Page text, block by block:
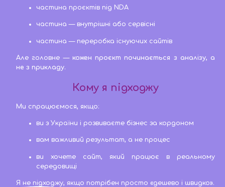
частина проєктів під NDA
частина — внутрішні або сервісні
частина — переробка існуючих сайтів
Але головне — кожен проєкт починається з аналізу, а
не з прикладу.
Кому я підходжу
Ми спрацюємося, якщо:
ви з України і розвиваєте бізнес за кордоном
вам важливий результат, а не процес
ви хочете сайт, який працює в реальному
середовищі
Я не підходжу, якщо потрібен просто «дешево і швидко».